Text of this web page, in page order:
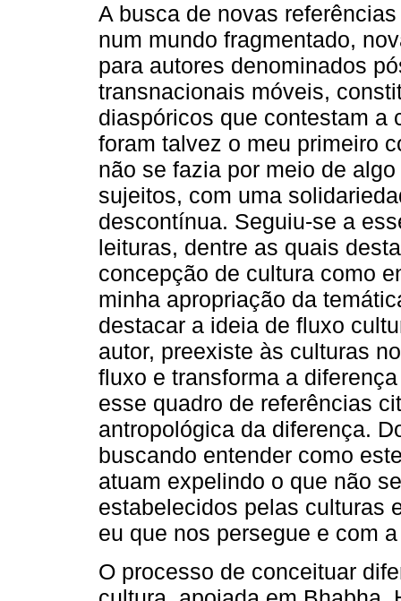
A busca de novas
num mundo fragmentado,
para autores denominados
transnacionais móveis,
diaspóricos que contestam a
foram talvez o meu primeiro
não se fazia por meio de
sujeitos, com uma
descontínua. Seguiu-se a
leituras, dentre as quais
concepção de cultura como
minha apropriação da
destacar a ideia de fluxo
autor, preexiste às culturas
fluxo e transforma a
esse quadro de referências
antropológica da diferença.
buscando entender como
atuam expelindo o que não
estabelecidos pelas culturas
eu que nos persegue e com
O processo de conceituar